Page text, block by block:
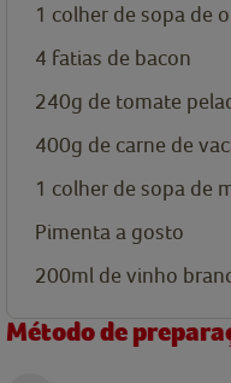
1 colher de sopa de
4 fatias de bacon
240g de tomate
400g de carne de
1 colher de sopa de
Pimenta a gosto
200ml de vinho
Método de